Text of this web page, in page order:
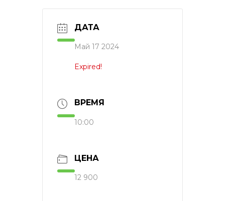
ДАТА
Май 17 2024
Expired!
ВРЕМЯ
10:00
ЦЕНА
12 900